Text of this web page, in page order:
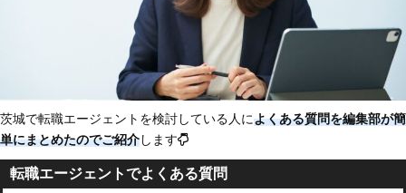
茨城で転職エージェントを検討している人によくある質問を編集部が簡
単にまとめたのでご紹介します
転職エージェントでよくある質問